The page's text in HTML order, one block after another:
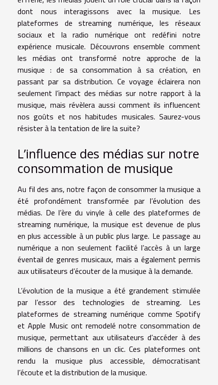
dont nous interagissons avec la musique. Les
plateformes de streaming numérique, les réseaux
sociaux et la radio numérique ont redéfini notre
expérience musicale. Découvrons ensemble comment
les médias ont transformé notre approche de la
musique : de sa consommation à sa création, en
passant par sa distribution. Ce voyage éclairera non
seulement l’impact des médias sur notre rapport à la
musique, mais révèlera aussi comment ils influencent
nos goûts et nos habitudes musicales. Saurez-vous
résister à la tentation de lire la suite?
L’influence des médias sur notre
consommation de musique
Au fil des ans, notre façon de consommer la musique a
été profondément transformée par l’évolution des
médias. De l’ère du vinyle à celle des plateformes de
streaming numérique, la musique est devenue de plus
en plus accessible à un public plus large. Le passage au
numérique a non seulement facilité l’accès à un large
éventail de genres musicaux, mais a également permis
aux utilisateurs d’écouter de la musique à la demande.
L’évolution de la musique a été grandement stimulée
par l’essor des technologies de streaming. Les
plateformes de streaming numérique comme Spotify
et Apple Music ont remodelé notre consommation de
musique, permettant aux utilisateurs d’accéder à des
millions de chansons en un clic. Ces plateformes ont
rendu la musique plus accessible, démocratisant
l’écoute et la distribution de la musique.